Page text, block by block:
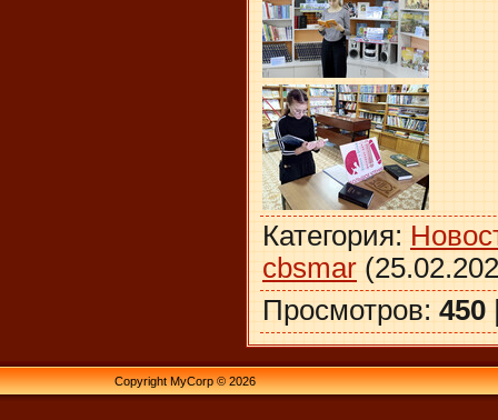
Категория:
cbsmar
Просмотров: 450
Copyright MyCorp © 2026